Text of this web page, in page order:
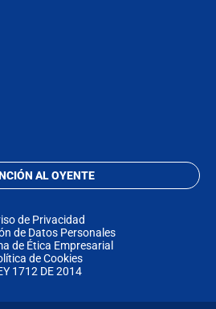
AL OYENTE
de Privacidad
de Datos Personales
de Ética Empresarial
de Cookies
1712 DE 2014